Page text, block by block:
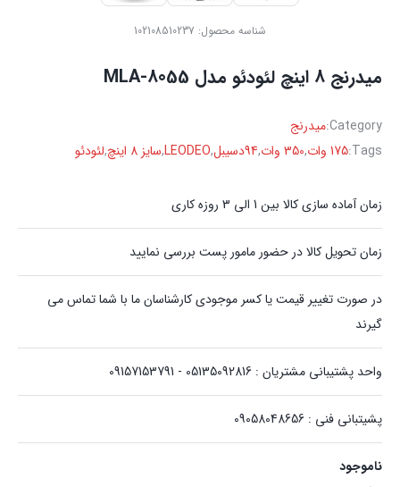
شناسه محصول: 102108510237
میدرنج 8 اینچ لئودئو مدل MLA-8055
Category:میدرنج
Tags: 175 وات ,350 وات ,94دسیبل ,
LEODEO
,سایز 8 اینچ ,لئودئو
زمان آماده سازی کالا بین 1 الی 3 روزه کاری
زمان تحویل کالا در حضور مامور پست بررسی نمایید
در صورت تغییر قیمت یا کسر موجودی کارشناسان ما با شما تماس می
گیرند
واحد پشتیبانی مشتریان : 05135092816 - 09157153791
پشیتبانی فنی : 09058048656
ناموجود